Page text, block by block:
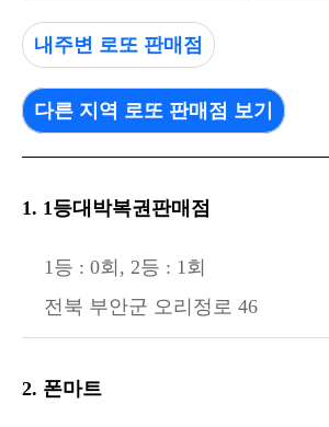
내주변 로또 판매점
다른 지역 로또 판매점 보기
1. 1등대박복권판매점
1등 : 0회, 2등 : 1회
전북 부안군 오리정로 46
2. 폰마트